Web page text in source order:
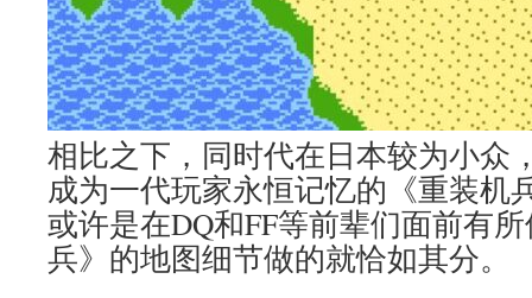
相比之下，同时代在日本较为小众
成为一代玩家永恒记忆的《重装机
或许是在DQ和FF等前辈们面前有
兵》的地图细节做的就恰如其分。